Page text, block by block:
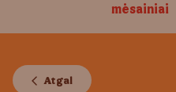
mėsainiai
Atgal